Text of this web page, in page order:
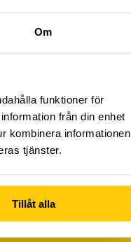
Om
funktioner för
från din enhet
kombinera informationen
tjänster.
Tillåt alla